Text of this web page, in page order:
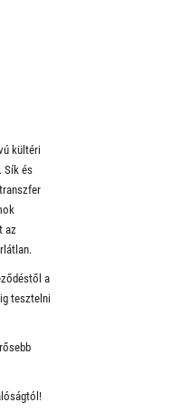
kültéri
Sík és
az
a
tesztelni